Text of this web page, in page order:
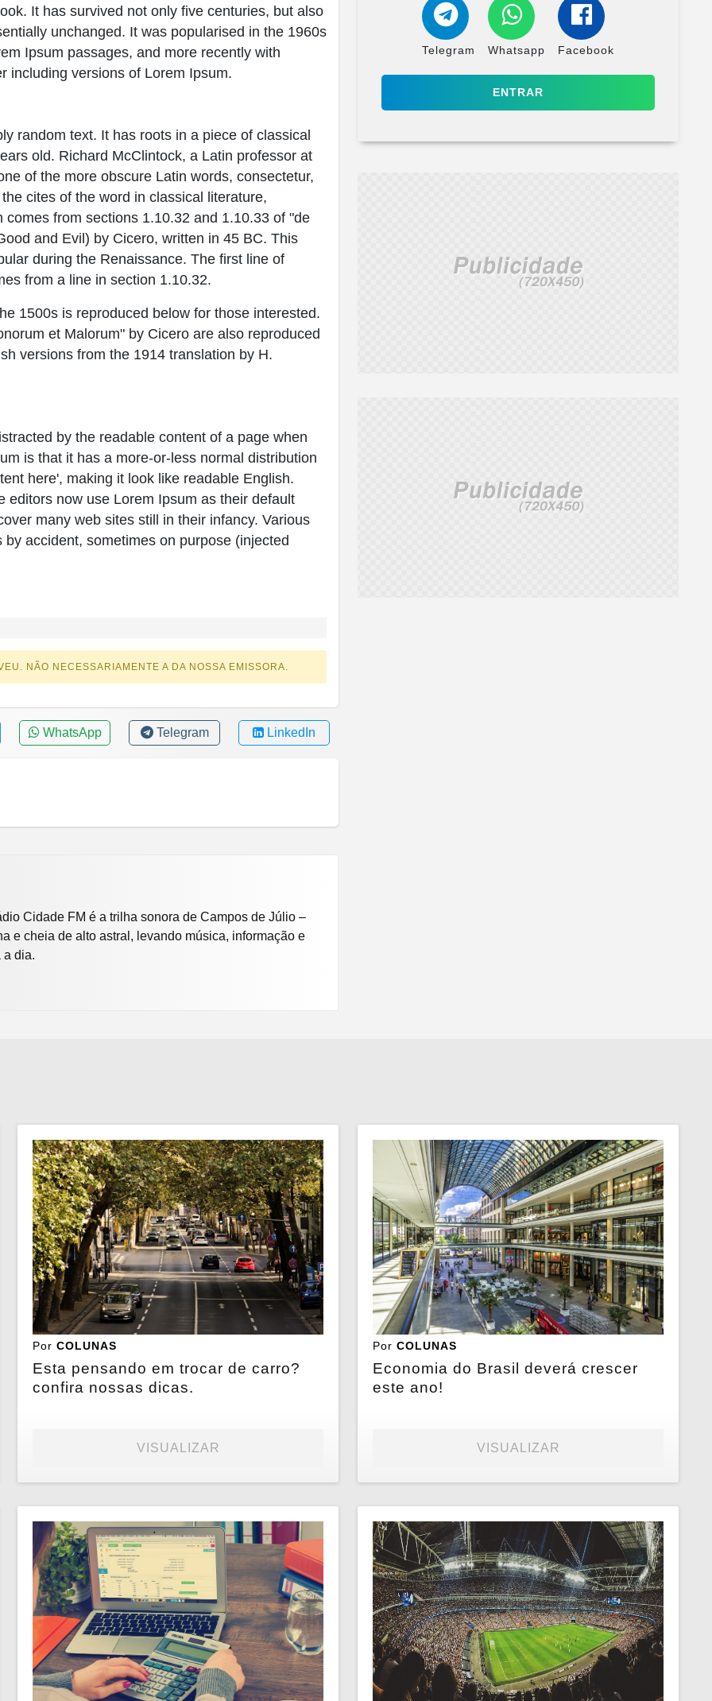
It has survived not only five centuries, but also
unchanged. It was popularised in the 1960s
Ipsum passages, and more recently with
including versions of Lorem Ipsum.
random text. It has roots in a piece of classical
old. Richard McClintock, a Latin professor at
of the more obscure Latin words, consectetur,
cites of the word in classical literature,
from sections 1.10.32 and 1.10.33 of "de
and Evil) by Cicero, written in 45 BC. This
during the Renaissance. The first line of
from a line in section 1.10.32.
1500s is reproduced below for those interested.
et Malorum" by Cicero are also reproduced
versions from the 1914 translation by H.
by the readable content of a page when
is that it has a more-or-less normal distribution
here', making it look like readable English.
editors now use Lorem Ipsum as their default
many web sites still in their infancy. Various
accident, sometimes on purpose (injected
NÃO NECESSARIAMENTE A DA NOSSA EMISSORA.
WhatsApp Telegram LinkedIn
Cidade FM é a trilha sonora de Campos de Júlio –
e cheia de alto astral, levando música, informação e
a dia.
Telegram Whatsapp Facebook
ENTRAR
Por COLUNAS
Esta pensando em trocar de carro?
confira nossas dicas.
VISUALIZAR
Por COLUNAS
Economia do Brasil deverá crescer
este ano!
VISUALIZAR